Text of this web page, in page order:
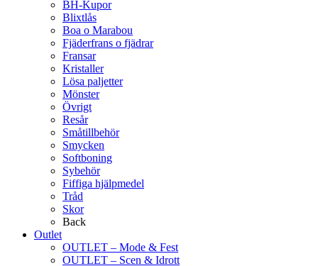
BH-Kupor
Blixtlås
Boa o Marabou
Fjäderfrans o fjädrar
Fransar
Kristaller
Lösa paljetter
Mönster
Övrigt
Resår
Småtillbehör
Smycken
Softboning
Sybehör
Fiffiga hjälpmedel
Tråd
Skor
Back
Outlet
OUTLET – Mode & Fest
OUTLET – Scen & Idrott